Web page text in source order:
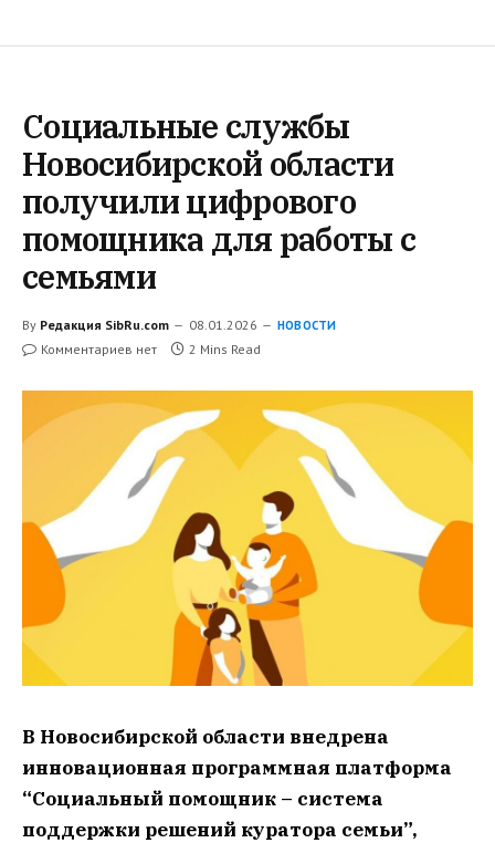
Социальные службы
Новосибирской области
получили цифрового
помощника для работы с
семьями
By Редакция SibRu.com 08.01.2026 НОВОСТИ
Комментариев нет 2 Mins Read
В Новосибирской области внедрена
инновационная программная платформа
“Социальный помощник – система
поддержки решений куратора семьи”,